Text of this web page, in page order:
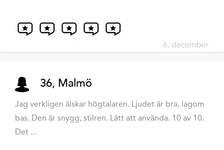
6. december
36, Malmö
Jag verkligen älskar högtalaren. Ljudet är bra, lagom
bas. Den är snygg, stilren. Lätt att använda. 10 av 10.
Det ...